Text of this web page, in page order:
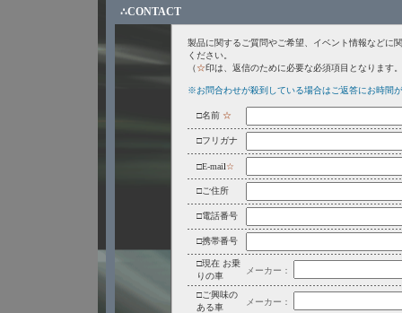
∴CONTACT
製品に関するご質問やご希望、イベント情報などに
ください。
（☆印は、返信のために必要な必須項目となります
※お問合わせが殺到している場合はご返答にお時間
□名前 ☆
□フリガナ
□E-mail☆
□ご住所
□電話番号
□携帯番号
□現在 お乗
りの車
メーカー：
□ご興味の
ある車
メーカー：